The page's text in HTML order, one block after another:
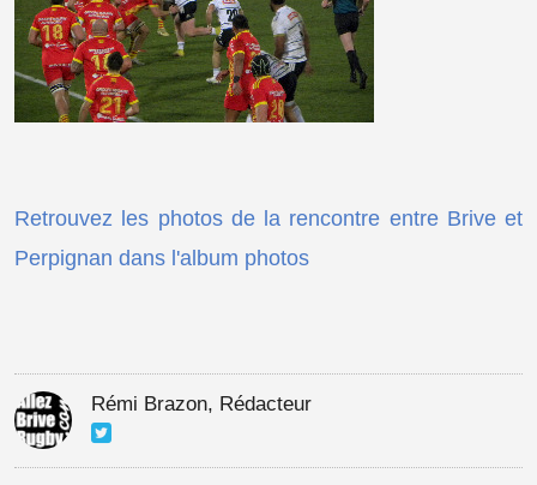
Retrouvez les photos de la rencontre entre Brive et
Perpignan dans l'album photos
Rémi Brazon, Rédacteur